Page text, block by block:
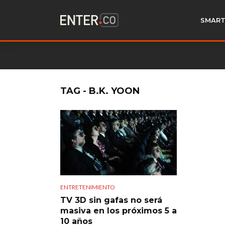
TAG - B.K. YOON
ENTRETENIMIENTO
TV 3D sin gafas no será
masiva en los próximos 5 a
10 años